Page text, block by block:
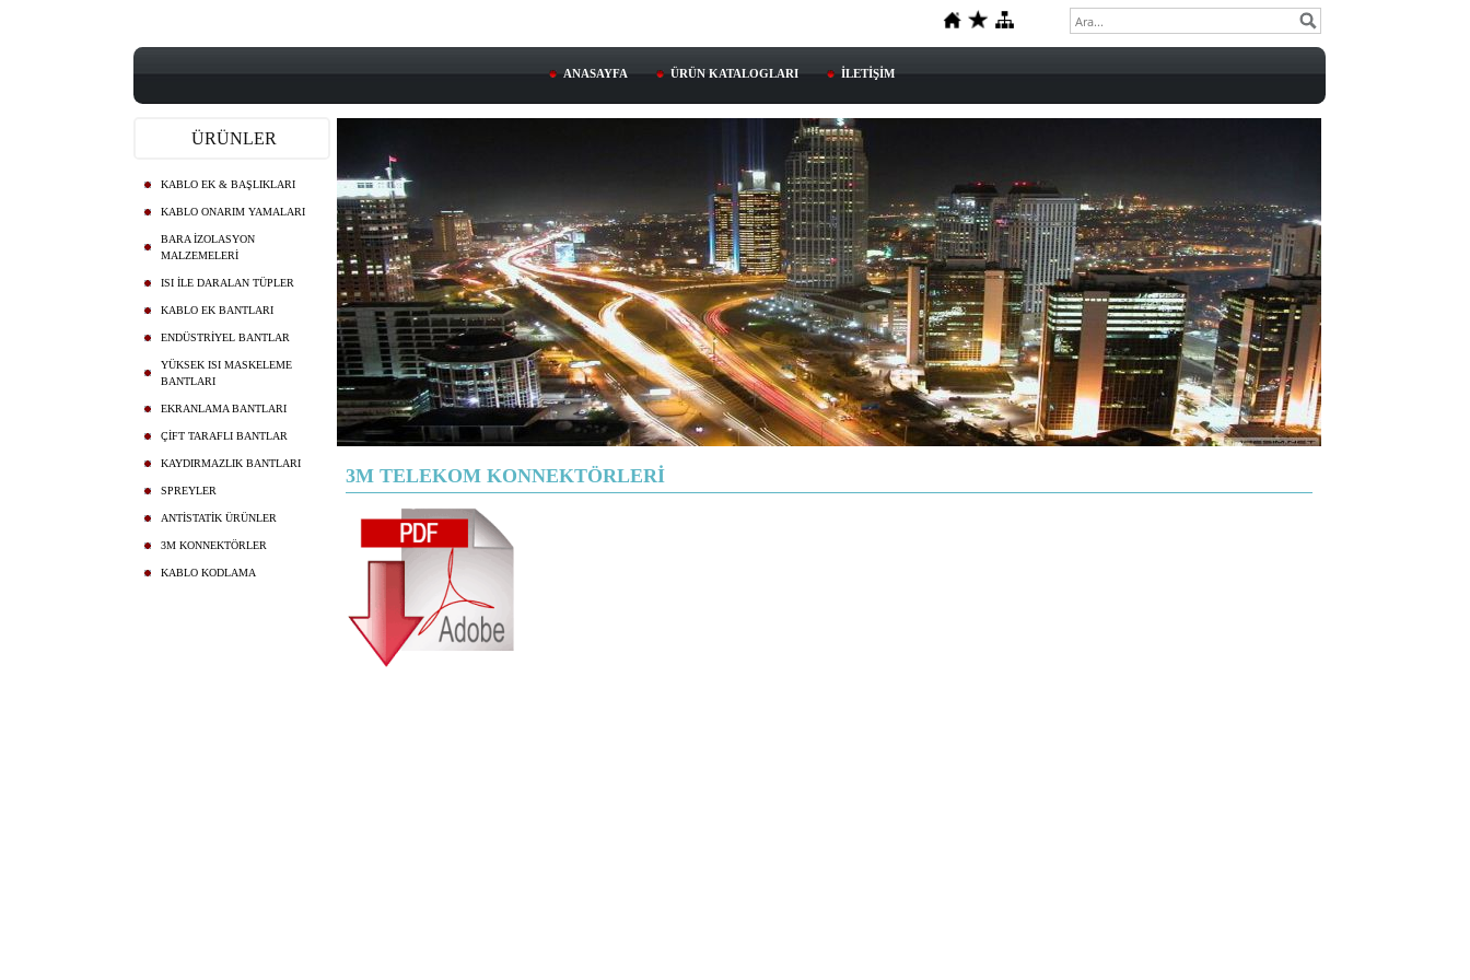
ANASAYFA ÜRÜN KATALOGLARI İLETİŞİM
ÜRÜNLER
KABLO EK & BAŞLIKLARI
KABLO ONARIM YAMALARI
BARA İZOLASYON
MALZEMELERİ
ISI İLE DARALAN TÜPLER
KABLO EK BANTLARI
ENDÜSTRİYEL BANTLAR
YÜKSEK ISI MASKELEME
BANTLARI
EKRANLAMA BANTLARI
ÇİFT TARAFLI BANTLAR
KAYDIRMAZLIK BANTLARI
SPREYLER
ANTİSTATİK ÜRÜNLER
3M KONNEKTÖRLER
KABLO KODLAMA
3M TELEKOM KONNEKTÖRLERİ